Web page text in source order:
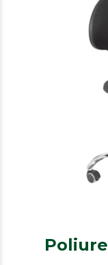
ESD and